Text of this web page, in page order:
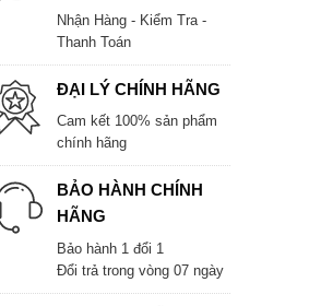
Nhận Hàng - Kiểm Tra -
Thanh Toán
ĐẠI LÝ CHÍNH HÃNG
Cam kết 100% sản phẩm
chính hãng
BẢO HÀNH CHÍNH
HÃNG
Bảo hành 1 đổi 1
Đổi trả trong vòng 07 ngày